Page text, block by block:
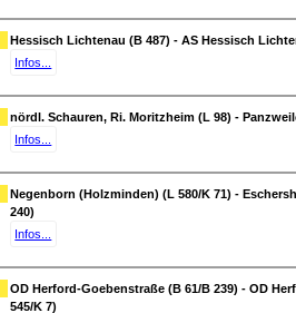
Hessisch Lichtenau (B 487) - AS Hessisch
Infos...
nördl. Schauren, Ri. Moritzheim (L 98) -
Infos...
Negenborn (Holzminden) (L 580/K 71) -
240)
Infos...
OD Herford-Goebenstraße (B 61/B 239) - OD
545/K 7)